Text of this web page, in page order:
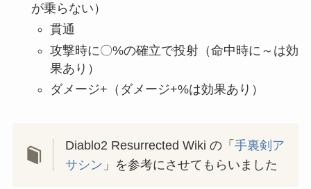
が乗らない）
貫通
攻撃時に〇%の確立で投射（命中時に～は効
果あり）
ダメージ+（ダメージ+%は効果あり）
Diablo2 Resurrected Wiki の「手裏剣ア
サシン 」を参考にさせてもらいました